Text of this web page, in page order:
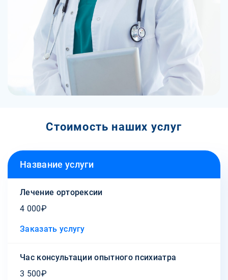
Стоимость наших услуг
Название услуги
Лечение орторексии
4 000₽
Заказать услугу
Час консультации опытного психиатра
3 500₽